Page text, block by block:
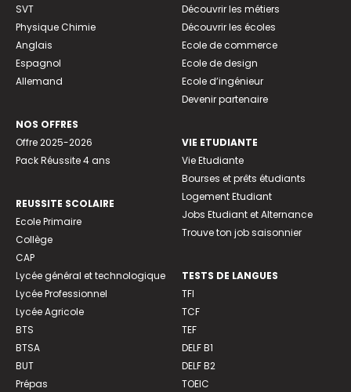
SVT
Physique Chimie
Anglais
Espagnol
Allemand
NOS OFFRES
Offre 2025-2026
Pack Réussite 4 ans
REUSSITE SCOLAIRE
Ecole Primaire
Collège
CAP
Lycée général et technologique
Lycée Professionnel
Lycée Agricole
BTS
BTSA
BUT
Prépas
Découvrir les métiers
Découvrir les écoles
Ecole de commerce
Ecole de design
Ecole d’ingénieur
Devenir partenaire
VIE ETUDIANTE
Vie Etudiante
Bourses et prêts étudiants
Logement Etudiant
Jobs Etudiant et Alternance
Trouve ton job saisonnier
TESTS DE LANGUES
TFI
TCF
TEF
DELF B1
DELF B2
TOEIC